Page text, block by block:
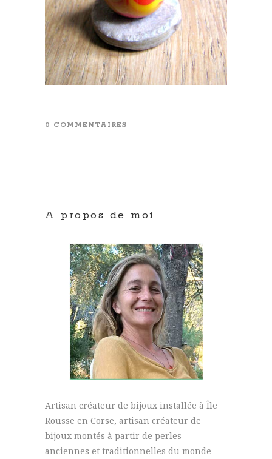
0 COMMENTAIRES
A propos de moi
Artisan créateur de bijoux installée à Île
Rousse en Corse, artisan créateur de
bijoux montés à partir de perles
anciennes et traditionnelles du monde